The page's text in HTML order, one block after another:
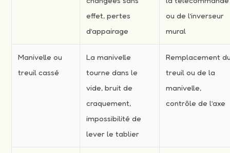
effet, pertes
d’appairage
ou de l’inverseur
mural
Manivelle ou
treuil cassé
La manivelle
tourne dans le
vide, bruit de
craquement,
impossibilité de
lever le tablier
Remplacement
treuil ou de la
manivelle,
contrôle de l’axe